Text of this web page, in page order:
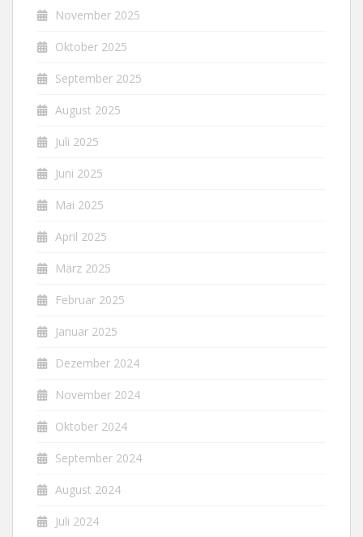
November 2025
Oktober 2025
September 2025
August 2025
Juli 2025
Juni 2025
Mai 2025
April 2025
März 2025
Februar 2025
Januar 2025
Dezember 2024
November 2024
Oktober 2024
September 2024
August 2024
Juli 2024